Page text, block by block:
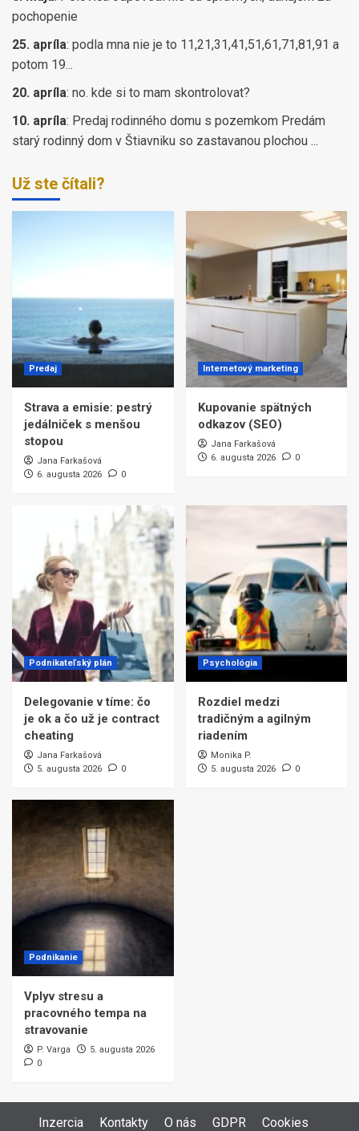
pochopenie
25. apríla: podla mna nie je to 11,21,31,41,51,61,71,81,91 a
potom 19...
20. apríla: no. kde si to mam skontrolovat?
10. apríla: Predaj rodinného domu s pozemkom Predám
starý rodinný dom v Štiavniku so zastavanou plochou ...
Už ste čítali?
Predaj
Strava a emisie: pestrý
jedálniček s menšou
stopou
Jana Farkašová
6. augusta 2026
0
Internetový marketing
Kupovanie spätných
odkazov (SEO)
Jana Farkašová
6. augusta 2026
0
Podnikateľský plán
Delegovanie v tíme: čo
je ok a čo už je contract
cheating
Jana Farkašová
5. augusta 2026
0
Psychológia
Rozdiel medzi
tradičným a agilným
riadením
Monika P.
5. augusta 2026
0
Podnikanie
Vplyv stresu a
pracovného tempa na
stravovanie
P. Varga
5. augusta 2026
0
Inzercia Kontakty O nás GDPR Cookies